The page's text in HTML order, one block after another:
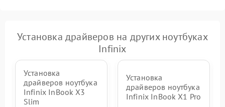
Установка драйверов на других ноутбуках
Infinix
Установка
драйверов ноутбука
Infinix InBook X3
Slim
Установка
драйверов ноутбука
Infinix InBook X1 Pro